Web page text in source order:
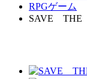
RPGゲーム
SAVE THE